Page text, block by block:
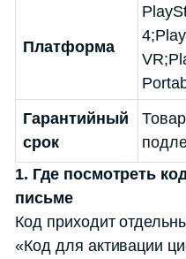
Платформа
Гарантийный
срок
1. Где посмотреть
письме
Код приходит
«Код для активации